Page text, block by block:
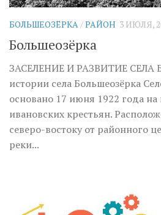
БОЛЬШЕОЗЁРКА /РАЙОН 3 ИЮЛЯ,
Большеозёрка
ЗАСЕЛЕНИЕ И РАЗВИТИЕ СЕЛА
истории села Большеозёрка
основано 17 июня 1922 года на
ивановских крестьян.
северо-востоку от районного
реки...